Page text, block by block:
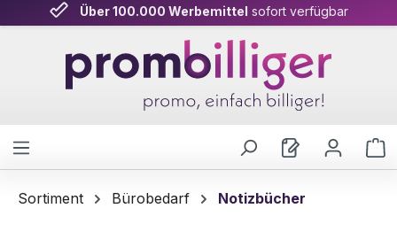
Zum Hauptinhalt springen
Über 100.000 Werbemittel sofort verfügbar
Sortiment Bürobedarf Notizbücher